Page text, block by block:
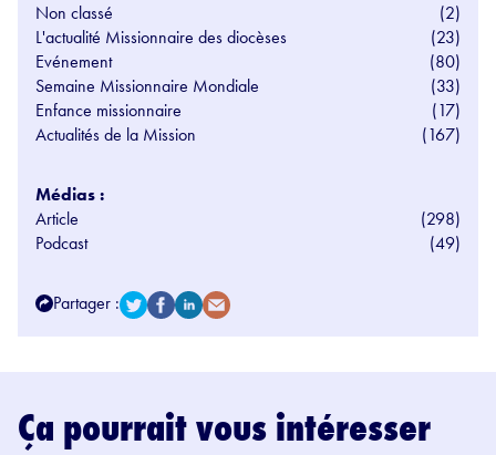
Non classé
(2)
L'actualité Missionnaire des diocèses
(23)
Evénement
(80)
Semaine Missionnaire Mondiale
(33)
Enfance missionnaire
(17)
Actualités de la Mission
(167)
Médias :
Article
(298)
Podcast
(49)
Partager :
Ça pourrait vous intéresser